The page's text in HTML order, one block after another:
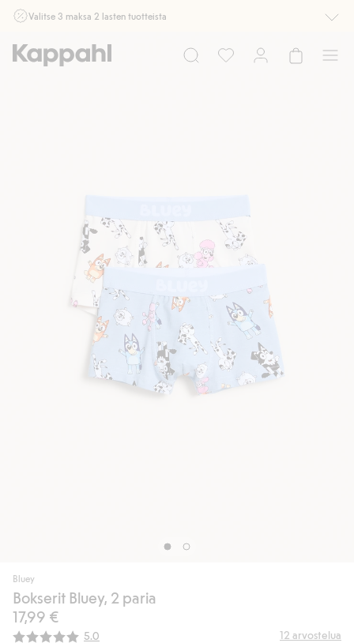
Valitse 3 maksa 2 lasten tuotteista
myymälässä ja verkossa. Ei voi yhdistää muihin alennuksiin tai tarjouksiin.
Bluey
Bokserit Bluey, 2 paria
17,99 €
Keskimääräinen luokitus:
5.0 12 arvostelua